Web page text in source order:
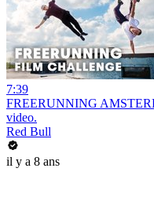
7:39
FREERUNNING
video.
Red Bull
il y a 8 ans